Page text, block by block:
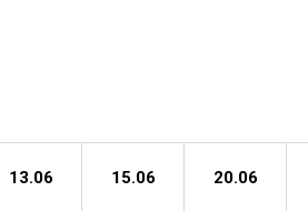
13.06 15.06 20.06